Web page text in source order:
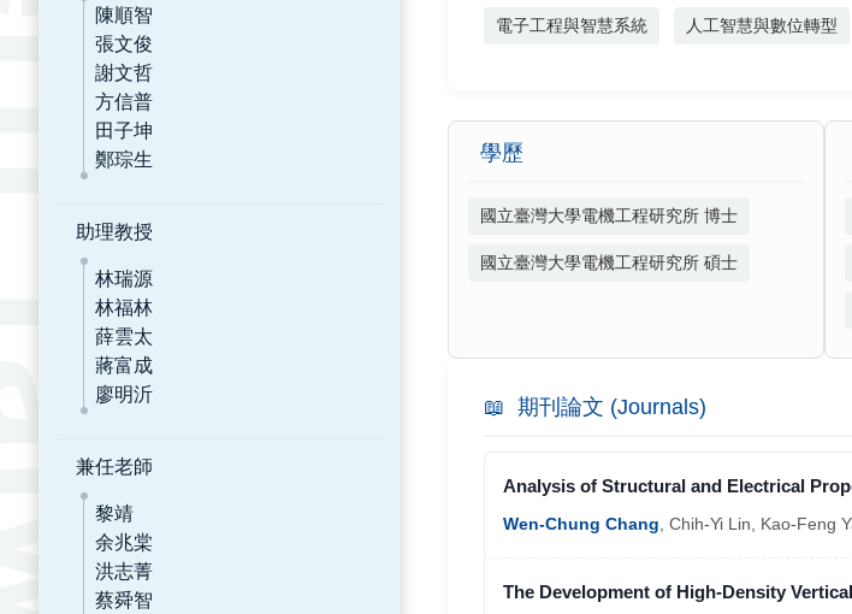
陳順智
張文俊
謝文哲
方信普
田子坤
鄭琮生
助理教授
林瑞源
林福林
薛雲太
蔣富成
廖明沂
兼任老師
黎靖
余兆棠
洪志菁
蔡舜智
電子工程與智慧系統 人工智慧與數位轉型
學歷
國立臺灣大學電機工程研究所 博士
國立臺灣大學電機工程研究所 碩士
📖 期刊論文 (Journals)
Analysis of Structural and Electrical
Wen-Chung Chang, Chih-Yi Lin, Kao-Feng
The Development of High-Density